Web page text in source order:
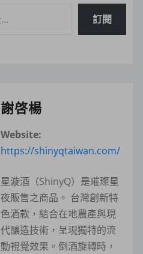
訂閱
謝啓楊
Website:
https://shinyqtaiwan.com/
星漩酒（ShinyQ）是璀璨星
夜販售之商品。 台灣創新特
色酒款，結合在地農產與現
代釀造技術，呈現獨特的流
動視覺效果。倒酒旋轉時，